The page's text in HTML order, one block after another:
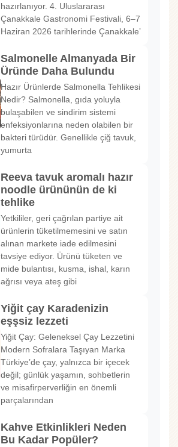
hazırlanıyor. 4. Uluslararası
Çanakkale Gastronomi Festivali, 6–7
Haziran 2026 tarihlerinde Çanakkale’
Salmonelle Almanyada Bir
Üründe Daha Bulundu
Hazır Ürünlerde Salmonella Tehlikesi
Nedir? Salmonella, gıda yoluyla
bulaşabilen ve sindirim sistemi
enfeksiyonlarına neden olabilen bir
bakteri türüdür. Genellikle çiğ tavuk,
yumurta
Reeva tavuk aromalı hazır
noodle ürününün de ki
tehlike
Yetkililer, geri çağrılan partiye ait
ürünlerin tüketilmemesini ve satın
alınan markete iade edilmesini
tavsiye ediyor. Ürünü tüketen ve
mide bulantısı, kusma, ishal, karın
ağrısı veya ateş gibi
Yiğit çay Karadenizin
eşşsiz lezzeti
Yiğit Çay: Geleneksel Çay Lezzetini
Modern Sofralara Taşıyan Marka
Türkiye’de çay, yalnızca bir içecek
değil; günlük yaşamın, sohbetlerin
ve misafirperverliğin en önemli
parçalarından
Kahve Etkinlikleri Neden
Bu Kadar Popüler?